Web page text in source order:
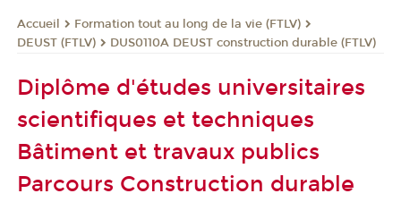
Accueil
Formation tout au long de la vie (FTLV)
DEUST (FTLV)
DUS0110A DEUST construction durable (FTLV)
Diplôme d'études universitaires
scientifiques et techniques
Bâtiment et travaux publics
Parcours Construction durable